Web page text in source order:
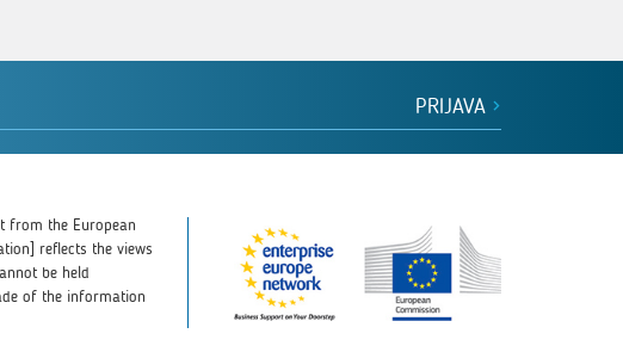
PRIJAVA
from the European
reflects the views
be held
of the information